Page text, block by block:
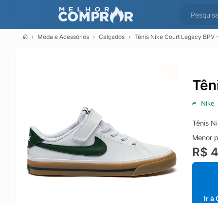
Moda e Acessórios Calçados Tênis Nike Court Legacy BPV
Nike
Tênis
Menor
R$
Ir à